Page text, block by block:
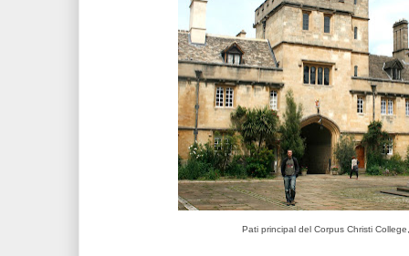
Pati principal del Corpus Christi